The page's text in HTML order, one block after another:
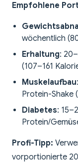
Empfohlene
wöchentlich
Erhaltung:
(107–161
Muskelaufbau
Protein-Shake
Diabetes:
Protein/
Profi-Tipp:
vorportionierte